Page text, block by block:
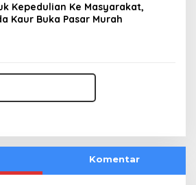
Kepedulian Ke Masyarakat,
Kaur Buka Pasar Murah
Komentar